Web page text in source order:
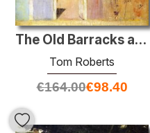
The Old Barracks a Collendina
Tom Roberts
€164.00€98.40